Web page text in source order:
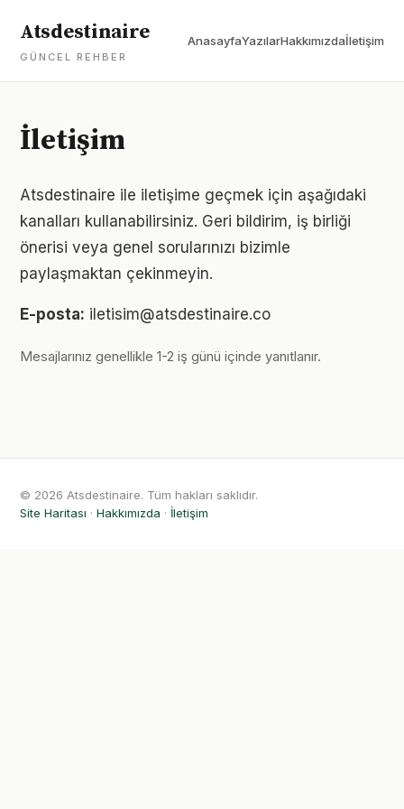
Atsdestinaire
GÜNCEL REHBER
AnasayfaYazılarHakkımızdaİletişim
İletişim
Atsdestinaire ile iletişime geçmek için aşağıdaki
kanalları kullanabilirsiniz. Geri bildirim, iş birliği
önerisi veya genel sorularınızı bizimle
paylaşmaktan çekinmeyin.
E-posta: iletisim@atsdestinaire.co
Mesajlarınız genellikle 1-2 iş günü içinde yanıtlanır.
© 2026 Atsdestinaire. Tüm hakları saklıdır.
Site Haritası · Hakkımızda · İletişim